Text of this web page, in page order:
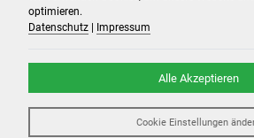
Billigflüge und Reisen- Alle
optimieren.
Datenschutz
Impressum
Alle Akzeptieren
Cookie Einstellungen